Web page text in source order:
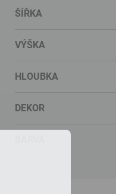
ŠÍŘKA
VÝŠKA
HLOUBKA
DEKOR